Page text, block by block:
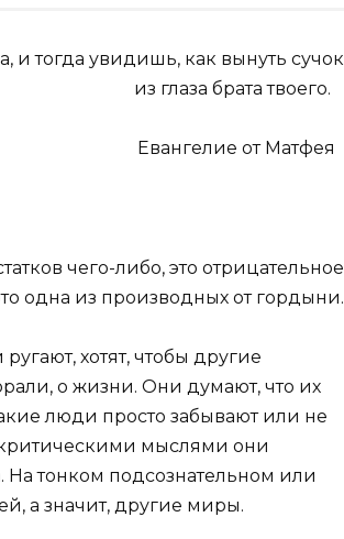
и тогда увидишь, как вынуть сучок
из глаза брата твоего.
Евангелие от Матфея
чего-либо, это отрицательное
одна из производных от гордыни.
хотят, чтобы другие
о жизни. Они думают, что их
люди просто забывают или не
мыслями они
На тонком подсознательном или
а значит, другие миры.